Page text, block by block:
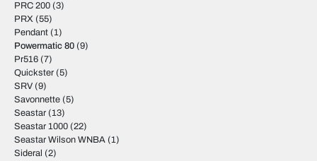
PRC 200 (3)
PRX (55)
Pendant (1)
Powermatic 80 (9)
Pr516 (7)
Quickster (5)
SRV (9)
Savonnette (5)
Seastar (13)
Seastar 1000 (22)
Seastar Wilson WNBA (1)
Sideral (2)